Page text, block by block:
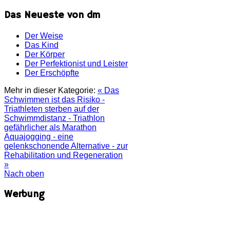
Das Neueste von dm
Der Weise
Das Kind
Der Körper
Der Perfektionist und Leister
Der Erschöpfte
Mehr in dieser Kategorie: « Das
Schwimmen ist das Risiko -
Triathleten sterben auf der
Schwimmdistanz - Triathlon
gefährlicher als Marathon
Aquajogging - eine
gelenkschonende Alternative - zur
Rehabilitation und Regeneration
»
Nach oben
Werbung